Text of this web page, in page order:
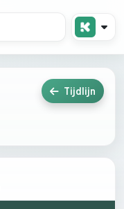
Tijdlijn